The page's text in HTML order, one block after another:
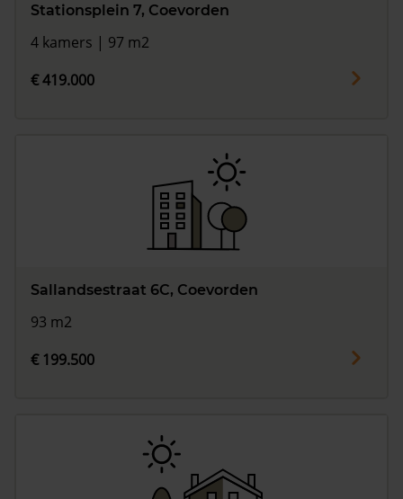
Stationsplein 7, Coevorden
4 kamers | 97 m2
€ 419.000
Sallandsestraat 6C, Coevorden
93 m2
€ 199.500